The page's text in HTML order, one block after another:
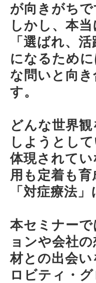
が向きがちで
しかし、本
「選ばれ、
になるため
な問いと向
す。
どんな世界
しようとし
体現されて
用も定着も
「対症療法
本セミナー
ョンや会社
材との出会
ロビティ・